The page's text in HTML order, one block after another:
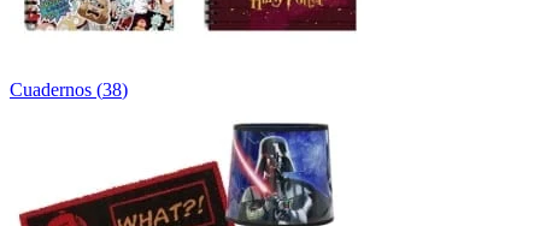
Cuadernos (38)